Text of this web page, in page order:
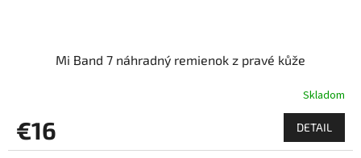
Mi Band 7 náhradný remienok z pravé kůže
Skladom
€16 DETAIL